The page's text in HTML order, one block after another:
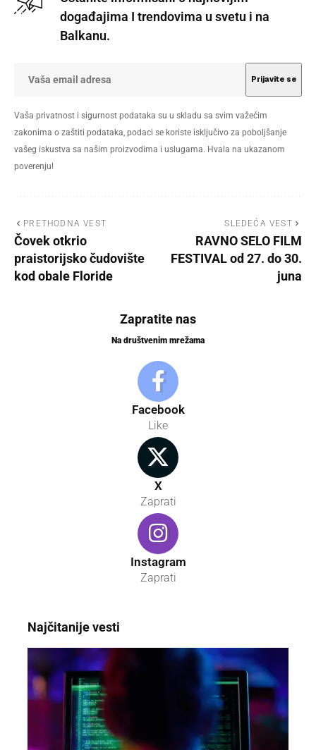
događajima I trendovima u svetu i na
Balkanu.
Vaša privatnost i sigurnost podataka su u skladu sa svim važećim
zakonima o zaštiti podataka, podaci se koriste isključivo za poboljšanje
vašeg iskustva sa našim proizvodima i uslugama. Hvala na ukazanom
poverenju!
PRETHODNA VEST
Čovek otkrio
praistorijsko čudovište
kod obale Floride
SLEDEĆA VEST
RAVNO SELO FILM
FESTIVAL od 27. do 30.
juna
Zapratite nas
Na društvenim mrežama
Facebook
Like
X
Zaprati
Instagram
Zaprati
Najčitanije vesti